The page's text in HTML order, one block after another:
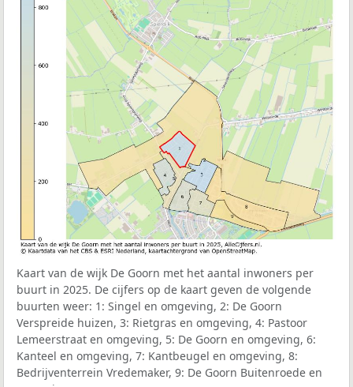
Kaart van de wijk De Goorn met het aantal inwoners per
buurt in 2025. De cijfers op de kaart geven de volgende
buurten weer: 1: Singel en omgeving, 2: De Goorn
Verspreide huizen, 3: Rietgras en omgeving, 4: Pastoor
Lemeerstraat en omgeving, 5: De Goorn en omgeving, 6:
Kanteel en omgeving, 7: Kantbeugel en omgeving, 8:
Bedrijventerrein Vredemaker, 9: De Goorn Buitenroede en